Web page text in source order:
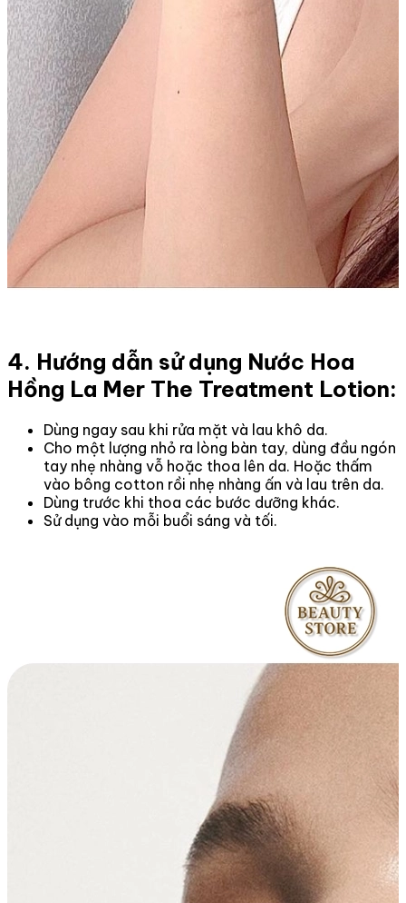
4. Hướng dẫn sử dụng Nước Hoa
Hồng La Mer The Treatment Lotion:
Dùng ngay sau khi rửa mặt và lau khô da.
Cho một lượng nhỏ ra lòng bàn tay, dùng đầu ngón
tay nhẹ nhàng vỗ hoặc thoa lên da. Hoặc thấm
vào bông cotton rồi nhẹ nhàng ấn và lau trên da.
Dùng trước khi thoa các bước dưỡng khác.
Sử dụng vào mỗi buổi sáng và tối.